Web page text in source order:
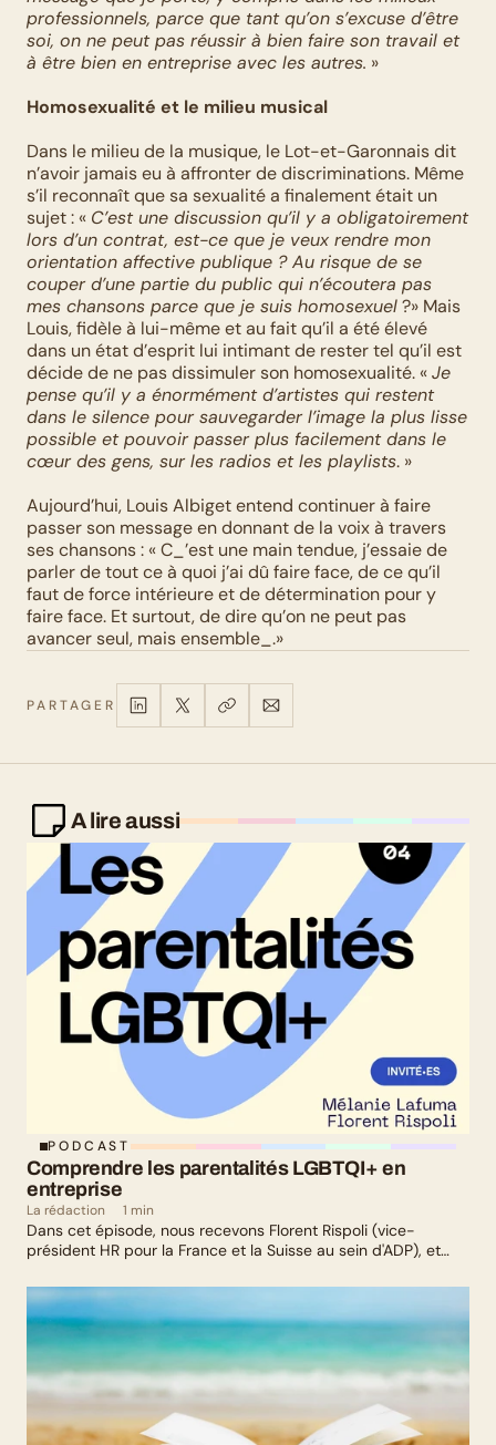
professionnels, parce que tant qu’on s’excuse d’être
soi, on ne peut pas réussir à bien faire son travail et
à être bien en entreprise avec les autres. »
Homosexualité et le milieu musical
Dans le milieu de la musique, le Lot-et-Garonnais dit
n’avoir jamais eu à affronter de discriminations. Même
s’il reconnaît que sa sexualité a finalement était un
sujet : « C’est une discussion qu’il y a obligatoirement
lors d’un contrat, est-ce que je veux rendre mon
orientation affective publique ? Au risque de se
couper d’une partie du public qui n’écoutera pas
mes chansons parce que je suis homosexuel ?» Mais
Louis, fidèle à lui-même et au fait qu’il a été élevé
dans un état d’esprit lui intimant de rester tel qu’il est
décide de ne pas dissimuler son homosexualité. « Je
pense qu’il y a énormément d’artistes qui restent
dans le silence pour sauvegarder l’image la plus lisse
possible et pouvoir passer plus facilement dans le
cœur des gens, sur les radios et les playlists. »
Aujourd’hui, Louis Albiget entend continuer à faire
passer son message en donnant de la voix à travers
ses chansons : « C_’est une main tendue, j’essaie de
parler de tout ce à quoi j’ai dû faire face, de ce qu’il
faut de force intérieure et de détermination pour y
faire face. Et surtout, de dire qu’on ne peut pas
avancer seul, mais ensemble_.»
PARTAGER
A lire aussi
PODCAST
Comprendre les parentalités LGBTQI+ en
entreprise
La rédaction 1 min
Dans cet épisode, nous recevons Florent Rispoli (vice-
président HR pour la France et la Suisse au sein d'ADP), et
leurs parcours de parents LGBTQ+.